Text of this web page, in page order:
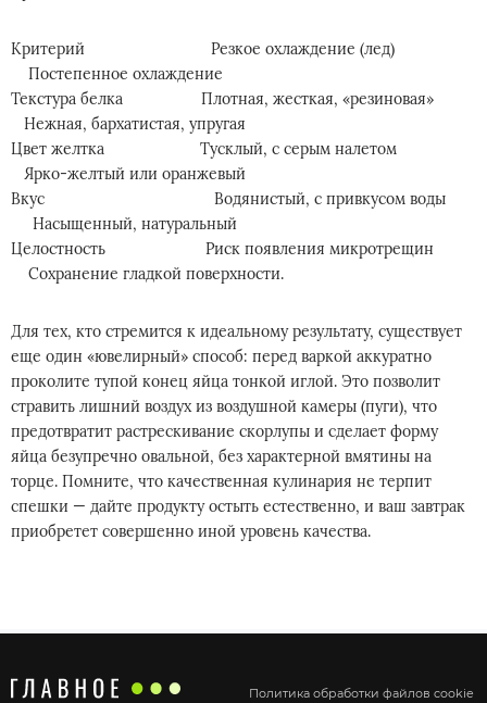
Критерий Резкое охлаждение (лед)
Постепенное охлаждение
Текстура белка Плотная, жесткая, «резиновая»
Нежная, бархатистая, упругая
Цвет желтка Тусклый, с серым налетом
Ярко-желтый или оранжевый
Вкус Водянистый, с привкусом воды
Насыщенный, натуральный
Целостность Риск появления микротрещин
Сохранение гладкой поверхности.
Для тех, кто стремится к идеальному результату, существует
еще один «ювелирный» способ: перед варкой аккуратно
проколите тупой конец яйца тонкой иглой. Это позволит
стравить лишний воздух из воздушной камеры (пуги), что
предотвратит растрескивание скорлупы и сделает форму
яйца безупречно овальной, без характерной вмятины на
торце. Помните, что качественная кулинария не терпит
спешки — дайте продукту остыть естественно, и ваш завтрак
приобретет совершенно иной уровень качества.
Политика обработки файлов cookie